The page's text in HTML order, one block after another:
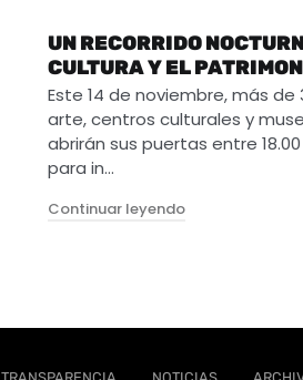
UN RECORRIDO
CULTURA Y EL
Este 14 de noviembre, más de
arte, centros culturales y
abrirán sus puertas entre
para in…
Continuar leyendo"Un recorrido